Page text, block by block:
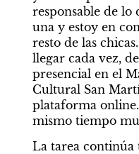
responsable de lo
una y estoy en
resto de las
llegar cada vez,
presencial en el
Cultural San
plataforma
mismo tiempo
La tarea continúa